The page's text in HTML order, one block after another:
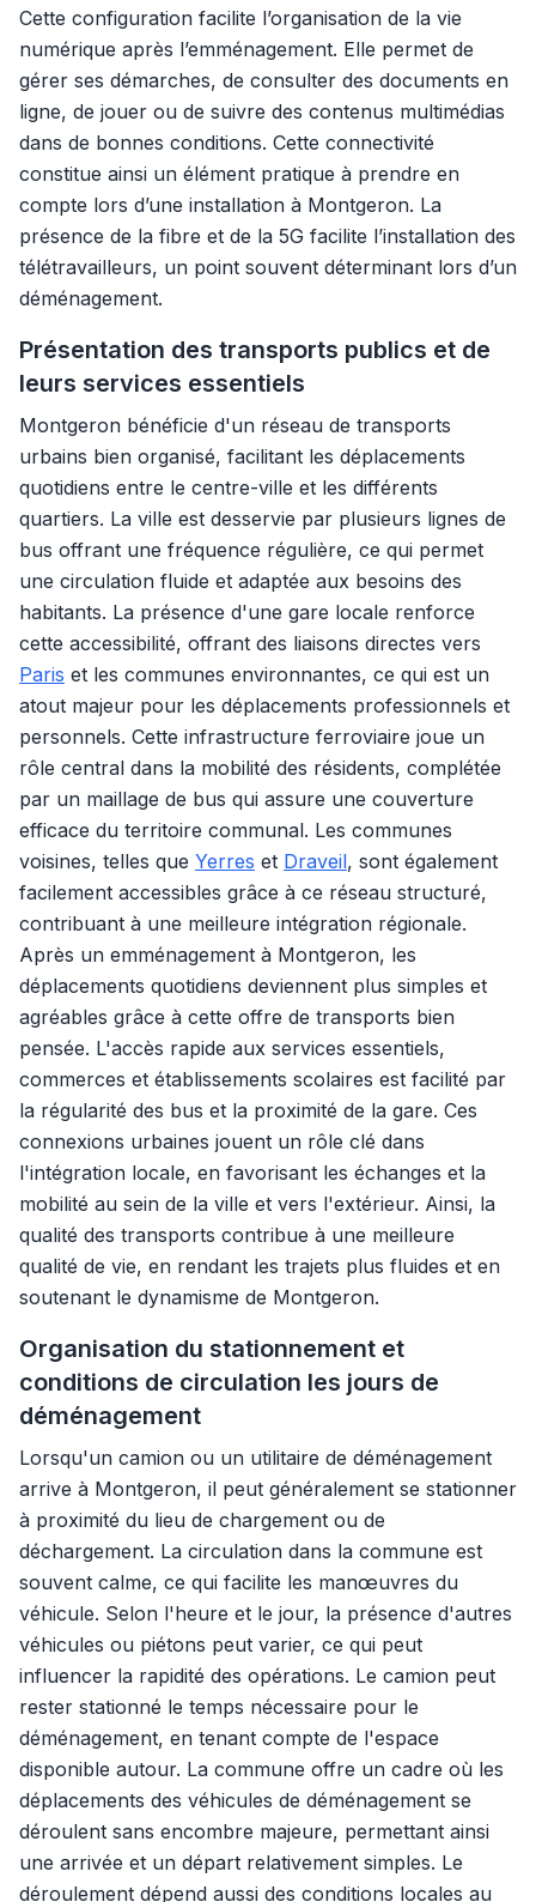
Cette configuration facilite l’organisation de la vie
numérique après l’emménagement. Elle permet de
gérer ses démarches, de consulter des documents en
ligne, de jouer ou de suivre des contenus multimédias
dans de bonnes conditions. Cette connectivité
constitue ainsi un élément pratique à prendre en
compte lors d’une installation à Montgeron. La
présence de la fibre et de la 5G facilite l’installation des
télétravailleurs, un point souvent déterminant lors d’un
déménagement.
Présentation des transports publics et de
leurs services essentiels
Montgeron bénéficie d'un réseau de transports
urbains bien organisé, facilitant les déplacements
quotidiens entre le centre-ville et les différents
quartiers. La ville est desservie par plusieurs lignes de
bus offrant une fréquence régulière, ce qui permet
une circulation fluide et adaptée aux besoins des
habitants. La présence d'une gare locale renforce
cette accessibilité, offrant des liaisons directes vers
Paris et les communes environnantes, ce qui est un
atout majeur pour les déplacements professionnels et
personnels. Cette infrastructure ferroviaire joue un
rôle central dans la mobilité des résidents, complétée
par un maillage de bus qui assure une couverture
efficace du territoire communal. Les communes
voisines, telles que Yerres et Draveil, sont également
facilement accessibles grâce à ce réseau structuré,
contribuant à une meilleure intégration régionale.
Après un emménagement à Montgeron, les
déplacements quotidiens deviennent plus simples et
agréables grâce à cette offre de transports bien
pensée. L'accès rapide aux services essentiels,
commerces et établissements scolaires est facilité par
la régularité des bus et la proximité de la gare. Ces
connexions urbaines jouent un rôle clé dans
l'intégration locale, en favorisant les échanges et la
mobilité au sein de la ville et vers l'extérieur. Ainsi, la
qualité des transports contribue à une meilleure
qualité de vie, en rendant les trajets plus fluides et en
soutenant le dynamisme de Montgeron.
Organisation du stationnement et
conditions de circulation les jours de
déménagement
Lorsqu'un camion ou un utilitaire de déménagement
arrive à Montgeron, il peut généralement se stationner
à proximité du lieu de chargement ou de
déchargement. La circulation dans la commune est
souvent calme, ce qui facilite les manœuvres du
véhicule. Selon l'heure et le jour, la présence d'autres
véhicules ou piétons peut varier, ce qui peut
influencer la rapidité des opérations. Le camion peut
rester stationné le temps nécessaire pour le
déménagement, en tenant compte de l'espace
disponible autour. La commune offre un cadre où les
déplacements des véhicules de déménagement se
déroulent sans encombre majeure, permettant ainsi
une arrivée et un départ relativement simples. Le
déroulement dépend aussi des conditions locales au